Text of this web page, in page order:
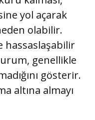
yol açarak
olabilir.
hassaslaşabilir
genellikle
gösterir.
altına almayı